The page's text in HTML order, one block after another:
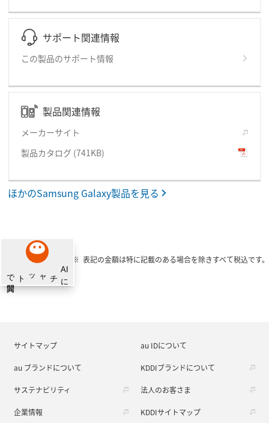
サポート関連情報
この製品のサポート情報
製品関連情報
メーカーサイト
製品カタログ (741KB)
ほかのSamsung Galaxy製品を見る
表記の金額は特に記載のある場合を除きすべて税込です。
サイトマップ au IDについて
au ブランドについて KDDIブランドについて
サステナビリティ 法人のお客さま
企業情報 KDDIサイトマップ